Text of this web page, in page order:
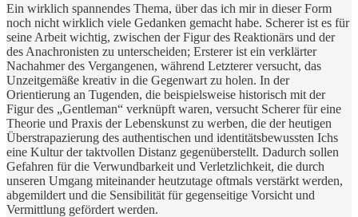
Ein wirklich spannendes Thema, über das ich mir in dieser Form
noch nicht wirklich viele Gedanken gemacht habe. Scherer ist es für
seine Arbeit wichtig, zwischen der Figur des Reaktionärs und der
des Anachronisten zu unterscheiden; Ersterer ist ein verklärter
Nachahmer des Vergangenen, während Letzterer versucht, das
Unzeitgemäße kreativ in die Gegenwart zu holen. In der
Orientierung an Tugenden, die beispielsweise historisch mit der
Figur des „Gentleman“ verknüpft waren, versucht Scherer für eine
Theorie und Praxis der Lebenskunst zu werben, die der heutigen
Überstrapazierung des authentischen und identitätsbewussten Ichs
eine Kultur der taktvollen Distanz gegenüberstellt. Dadurch sollen
Gefahren für die Verwundbarkeit und Verletzlichkeit, die durch
unseren Umgang miteinander heutzutage oftmals verstärkt werden,
abgemildert und die Sensibilität für gegenseitige Vorsicht und
Vermittlung gefördert werden.